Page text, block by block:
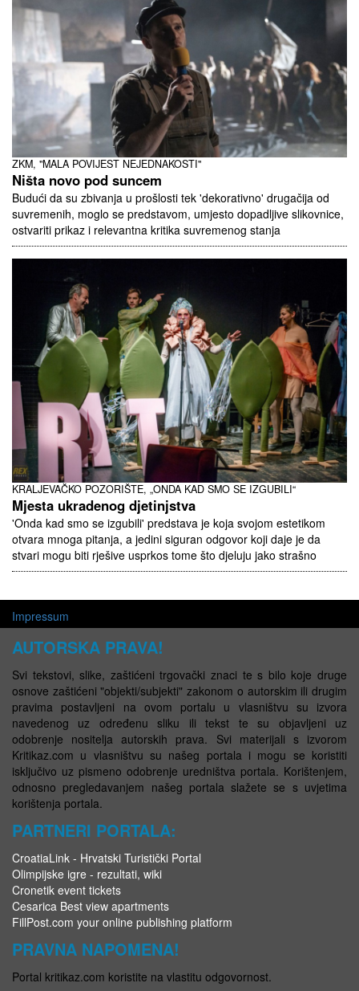
ZKM, "MALA POVIJEST NEJEDNAKOSTI"
Ništa novo pod suncem
Budući da su zbivanja u prošlosti tek 'dekorativno' drugačija od
suvremenih, moglo se predstavom, umjesto dopadljive slikovnice,
ostvariti prikaz i relevantna kritika suvremenog stanja
KRALJEVAČKO POZORIŠTE, „ONDA KAD SMO SE IZGUBILI“
Mjesta ukradenog djetinjstva
'Onda kad smo se izgubili' predstava je koja svojom estetikom
otvara mnoga pitanja, a jedini siguran odgovor koji daje je da
stvari mogu biti rješive usprkos tome što djeluju jako strašno
Impressum
AUTORSKA PRAVA!
Svi tekstovi, slike, zaštićeni trgovački znaci te s bilo koje druge
osnove zaštićeni "objekti/subjekti" zakonom o autorskim ili drugim
pravima postavljeni na ovom portalu u vlasništvu su izvora
navedenog uz određenu sliku ili tekst te su objavljeni uz
odobrenje nositelja autorskih prava. Svi materijali s izvorom
Kritikaz.com u vlasništvu su našeg portala i mogu se koristiti
isključivo uz pismeno odobrenje uredništva portala. Korištenjem,
odnosno pregledavanjem našeg portala slažete se s uvjetima
korištenja portala.
PARTNERI PORTALA:
CroatiaLink - Hrvatski Turistički Portal
Olimpijske igre - rezultati, wiki
Cronetik event tickets
Cesarica Best view apartments
FillPost.com your online publishing platform
PRAVNA NAPOMENA!
Portal kritikaz.com koristite na vlastitu odgovornost.